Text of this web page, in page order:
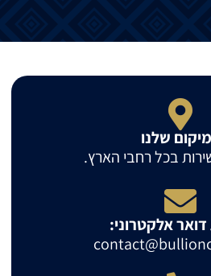
שלנו
בכל רחבי הארץ.
אלקטרוני: